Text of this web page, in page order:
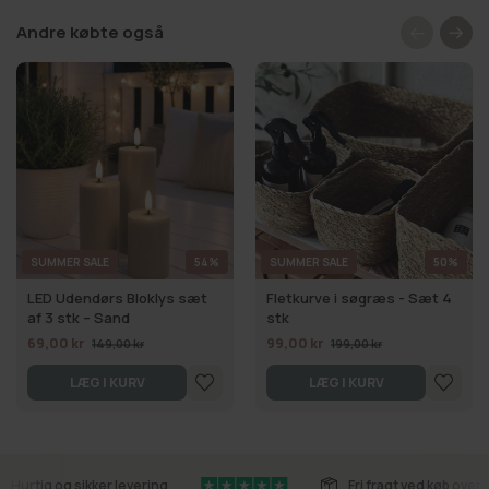
Andre købte også
SUMMER SALE 54%
LED Udendørs Bloklys sæt
af 3 stk – Sand
69,00 kr 149,00 kr
LÆG I KURV
SUMMER SALE 50%
Fletkurve i søgræs - Sæt 4
stk
99,00 kr 199,00 kr
LÆG I KURV
Hurtig og sikker levering Fri fragt ved køb over